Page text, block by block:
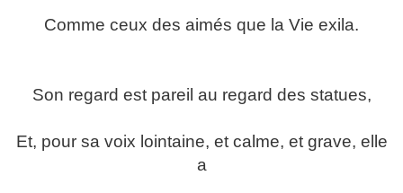
Comme ceux des aimés que la Vie exila.
Son regard est pareil au regard des statues,
Et, pour sa voix lointaine, et calme, et grave, elle
a